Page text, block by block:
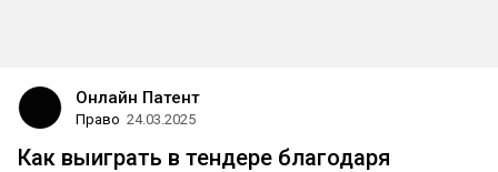
Онлайн Патент
Право 24.03.2025
Как выиграть в тендере благодаря